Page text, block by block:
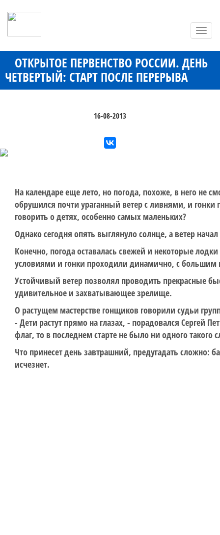
ОТКРЫТОЕ ПЕРВЕНСТВО РОССИИ. ДЕНЬ
ЧЕТВЕРТЫЙ: СТАРТ ПОСЛЕ ПЕРЕРЫВА
16-08-2013
На календаре еще лето, но погода, похоже, в него не
обрушился почти ураганный ветер с ливнями, и
говорить о детях, особенно самых маленьких?
Однако сегодня опять выглянуло солнце, а ветер
Конечно, погода оставалась свежей и некоторые
условиями и гонки проходили динамично, с
Устойчивый ветер позволял проводить прекрасные
удивительное и захватывающее зрелище.
О растущем мастерстве гонщиков говорили судьи
- Дети растут прямо на глазах, - порадовался Сергей
флаг, то в последнем старте не было ни одного
Что принесет день завтрашний, предугадать
исчезнет.